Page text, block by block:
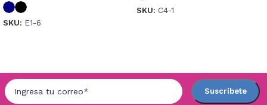
SKU: E1-6
SKU: C4-1